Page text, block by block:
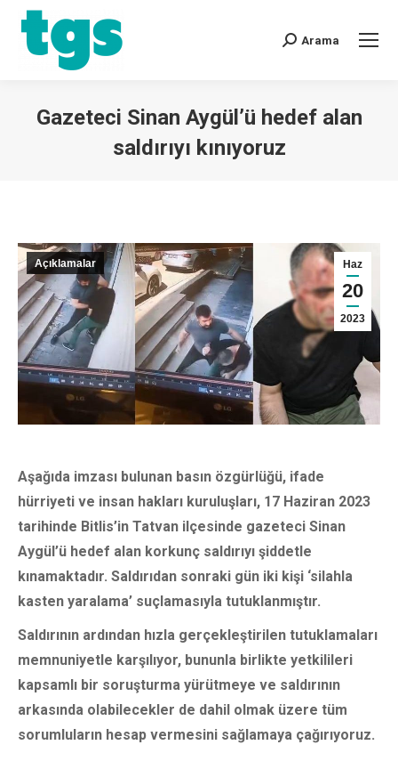
Arama
Gazeteci Sinan Aygül’ü hedef alan
saldırıyı kınıyoruz
Haz
20
2023
Açıklamalar
Aşağıda imzası bulunan basın özgürlüğü, ifade
hürriyeti ve insan hakları kuruluşları, 17 Haziran 2023
tarihinde Bitlis’in Tatvan ilçesinde gazeteci Sinan
Aygül’ü hedef alan korkunç saldırıyı şiddetle
kınamaktadır. Saldırıdan sonraki gün iki kişi ‘silahla
kasten yaralama’ suçlamasıyla tutuklanmıştır.
Saldırının ardından hızla gerçekleştirilen tutuklamaları
memnuniyetle karşılıyor, bununla birlikte yetkilileri
kapsamlı bir soruşturma yürütmeye ve saldırının
arkasında olabilecekler de dahil olmak üzere tüm
sorumluların hesap vermesini sağlamaya çağırıyoruz.